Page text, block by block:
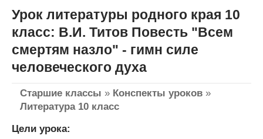
Урок литературы родного края 10
класс: В.И. Титов Повесть "Всем
смертям назло" - гимн силе
человеческого духа
Старшие классы » Конспекты уроков »
Литература 10 класс
Цели урока: